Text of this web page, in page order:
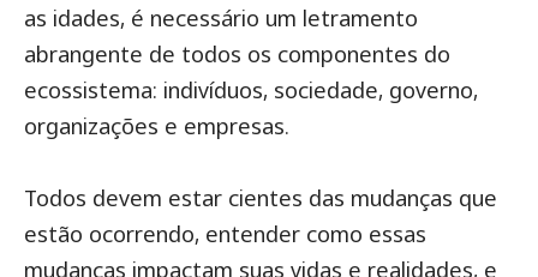
as idades, é necessário um letramento
abrangente de todos os componentes do
ecossistema: indivíduos, sociedade, governo,
organizações e empresas.
Todos devem estar cientes das mudanças que
estão ocorrendo, entender como essas
mudanças impactam suas vidas e realidades, e